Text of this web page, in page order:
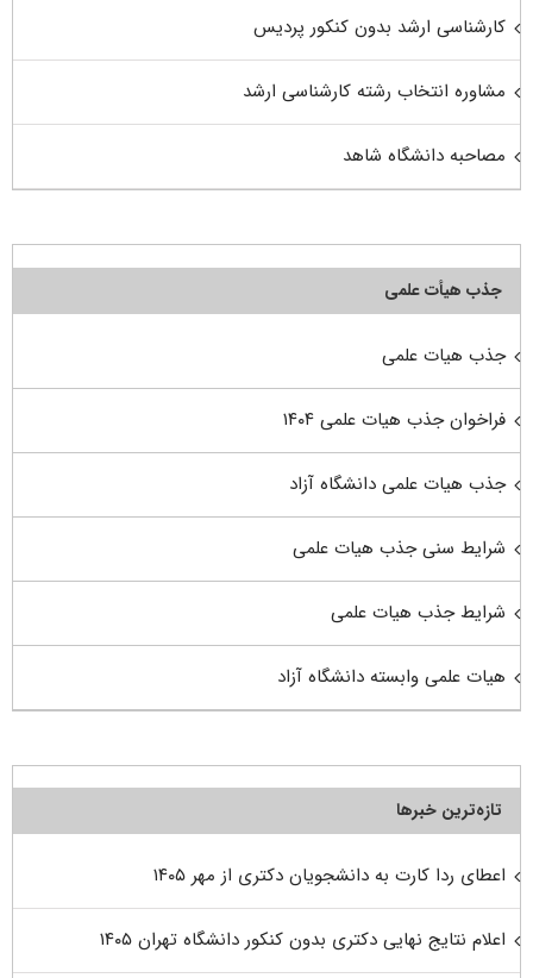
کارشناسی ارشد بدون کنکور پردیس
مشاوره انتخاب رشته کارشناسی ارشد
مصاحبه دانشگاه شاهد
جذب هیأت علمی
جذب هیات علمی
فراخوان جذب هیات علمی ۱۴۰۴
جذب هیات علمی دانشگاه آزاد
شرایط سنی جذب هیات علمی
شرایط جذب هیات علمی
هیات علمی وابسته دانشگاه آزاد
تازه‌ترین خبرها
اعطای ردا کارت به دانشجویان دکتری از مهر ۱۴۰۵
اعلام نتایج نهایی دکتری بدون کنکور دانشگاه تهران ۱۴۰۵